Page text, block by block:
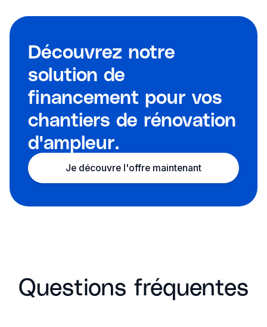
Découvrez notre
solution de
financement pour vos
chantiers de rénovation
d'ampleur.
Je découvre l'offre maintenant
Questions fréquentes